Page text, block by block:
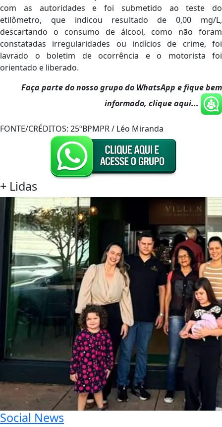
com as autoridades e foi submetido ao teste do
etilômetro, que indicou resultado de 0,00 mg/L,
descartando o consumo de álcool, como não foram
constatadas irregularidades ou indícios de crime, foi
lavrado o boletim de ocorrência e o motorista foi
orientado e liberado.
Faça parte do nosso grupo do WhatsApp e fique bem
informado, clique aqui...
FONTE/CRÉDITOS: 25ºBPMPR / Léo Miranda
+ Lidas
Social News